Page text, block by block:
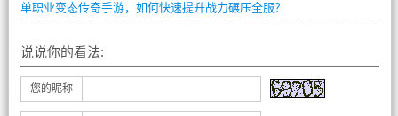
单职业变态传奇手游，如何快速提升战力碾压全服？
说说你的看法:
您的昵称